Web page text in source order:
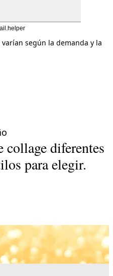
varían según la demanda y la
collage diferentes
para elegir.